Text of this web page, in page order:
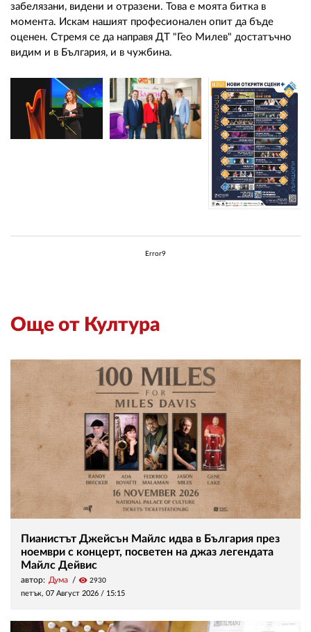
забелязани, видени и отразени. Това е моята битка в
момента. Искам нашият професионален опит да бъде
оценен. Стремя се да направя ДТ "Гео Милев" достатъчно
видим и в България, и в чужбина.
Error9
Още от Култура
Пианистът Джейсън Майлс идва в България през
ноември с концерт, посветен на джаз легендата
Майлс Дейвис
автор: Дума visibility 2930
петък, 07 Август 2026 / 15:15